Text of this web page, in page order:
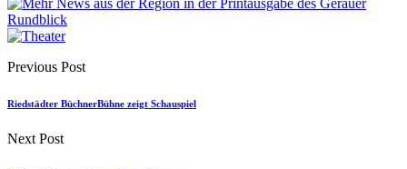
Previous Post
Riedstädter BüchnerBühne zeigt Schauspiel
Next Post